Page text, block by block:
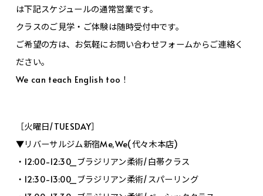
は下記スケジュールの通常営業です。
クラスのご見学・ご体験は随時受付中です。
ご希望の方は、お気軽にお問い合わせフォームからご連絡く
ださい。
We can teach English too！
［火曜日/TUESDAY］
▼リバーサルジム新宿Me,We(代々木本店)
・12:00-12:30_ブラジリアン柔術/白帯クラス
・12:30-13:00_ブラジリアン柔術/スパーリング